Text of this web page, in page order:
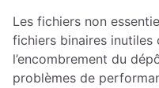
Les fichiers non
fichiers binaires inutiles
l’encombrement du
problèmes de